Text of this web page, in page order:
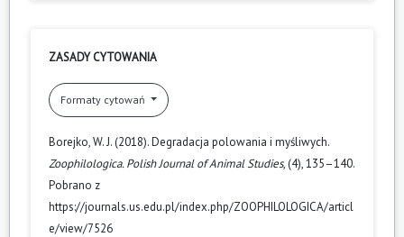
ZASADY CYTOWANIA
Formaty cytowań
Borejko, W. J. (2018). Degradacja polowania i myśliwych.
Zoophilologica. Polish Journal of Animal Studies, (4), 135–140.
Pobrano z
https://journals.us.edu.pl/index.php/ZOOPHILOLOGICA/articl
e/view/7526